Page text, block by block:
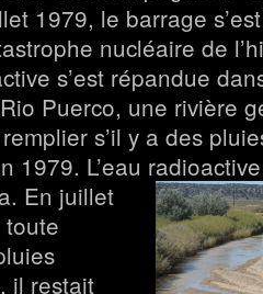
1979, le barrage
nucléaire de
s’est répandue
Puerco, une rivière
s’il y a des
1979. L’eau
En juillet
il restait